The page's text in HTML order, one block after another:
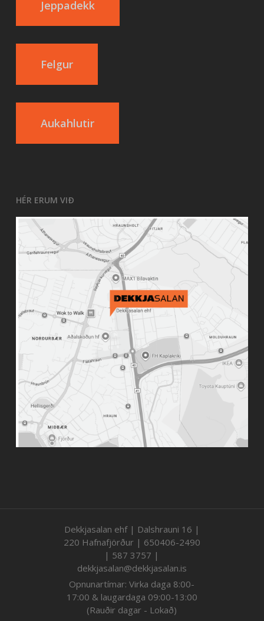
Jeppadekk
Felgur
Aukahlutir
HÉR ERUM VIÐ
Dekkjasalan ehf | Dalshrauni 16 |
220 Hafnafjörður | 650406-2490
| 587 3757 |
dekkjasalan@dekkjasalan.is
Opnunartímar: Virka daga 8:00-
17:00 & laugardaga 09:00-13:00
(Rauðir dagar - Lokað)